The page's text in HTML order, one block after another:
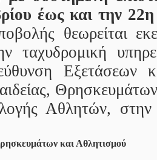
έως και την
θεωρείται
ταχυδρομική
Εξετάσεων
Αθλητών, στην
και Αθλητισμού